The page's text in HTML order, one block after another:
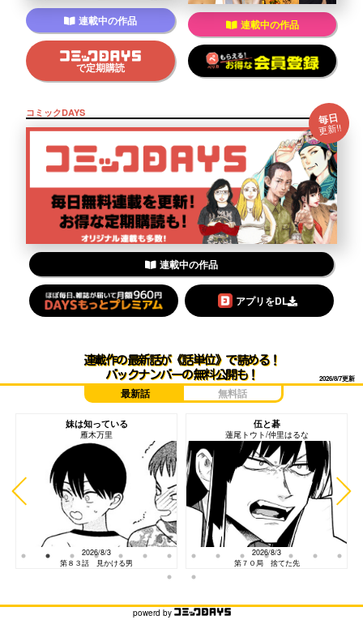
連載中の作品
で定期購読
連載中の作品
コミックDAYS 毎日
更新!!
連載中の作品
アプリをDL
連載作の最新話が《話単位》で読める！
バックナンバーの無料公開も！
最新話 無料話
2026/8/7更新
妹は知っている
雁木万里
2026/8/3
第８３話 見かける男
伍と碁
蓮尾トウト/仲里はるな
2026/8/3
第７０局 捨てた先
powerd by